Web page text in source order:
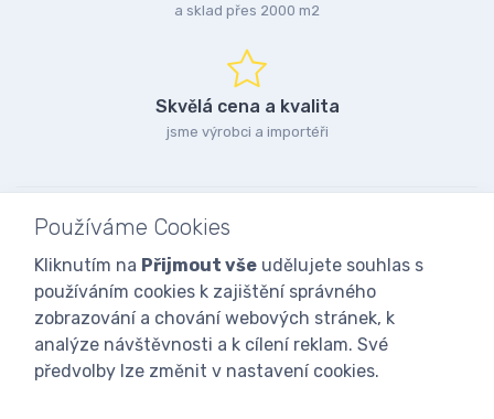
a sklad přes 2000 m2
Skvělá cena a kvalita
jsme výrobci a importéři
Používáme Cookies
Kliknutím na Přijmout vše udělujete souhlas s
používáním cookies k zajištění správného
zobrazování a chování webových stránek, k
analýze návštěvnosti a k cílení reklam. Své
předvolby lze změnit v nastavení cookies.